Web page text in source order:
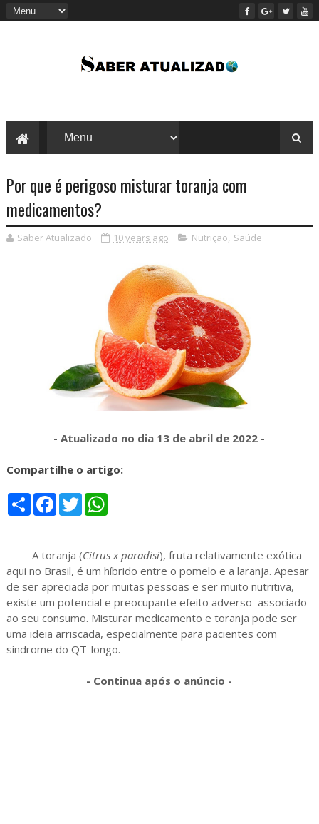
Por que é perigoso misturar toranja com
medicamentos?
Saber Atualizado 10 years ago Nutrição, Saúde
- Atualizado no dia 13 de abril de 2022 -
Compartilhe o artigo:
S
F
o
o
k
T
w
e
r
W
A
p
p
A toranja (Citrus x paradisi), fruta relativamente exótica
aqui no Brasil, é um híbrido entre o pomelo e a laranja. Apesar
de ser apreciada por muitas pessoas e ser muito nutritiva,
existe um potencial e preocupante efeito adverso associado
ao seu consumo. Misturar medicamento e toranja pode ser
uma ideia arriscada, especialmente para pacientes com
síndrome do QT-longo.
- Continua após o anúncio -